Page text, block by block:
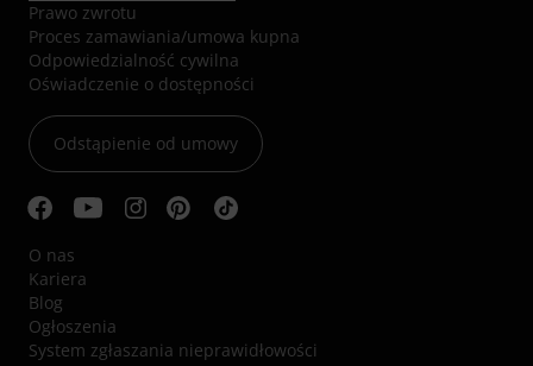
Prawo zwrotu
Proces zamawiania/umowa kupna
Odpowiedzialność cywilna
Oświadczenie o dostępności
Odstąpienie od umowy
O nas
Kariera
Blog
Ogłoszenia
System zgłaszania nieprawidłowości